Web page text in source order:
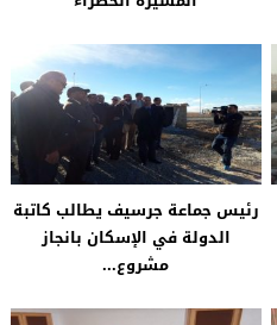
رئيس جماعة جرسيف يطالب كاتبة
الدولة في الإسكان بانجاز
مشروع...